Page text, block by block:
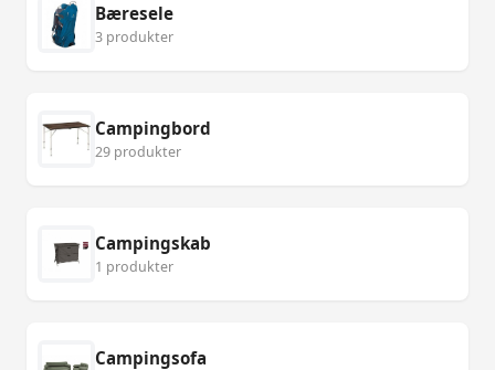
Bæresele
3 produkter
Campingbord
29 produkter
Campingskab
1 produkter
Campingsofa